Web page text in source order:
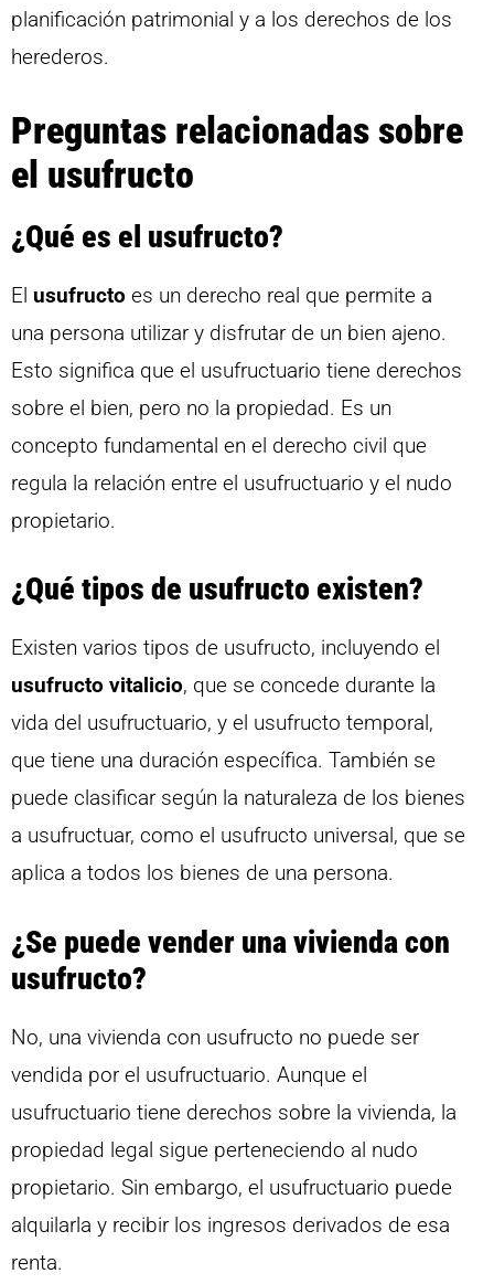
planificación patrimonial y a los derechos de los
herederos.
Preguntas relacionadas sobre
el usufructo
¿Qué es el usufructo?
El usufructo es un derecho real que permite a
una persona utilizar y disfrutar de un bien ajeno.
Esto significa que el usufructuario tiene derechos
sobre el bien, pero no la propiedad. Es un
concepto fundamental en el derecho civil que
regula la relación entre el usufructuario y el nudo
propietario.
¿Qué tipos de usufructo existen?
Existen varios tipos de usufructo, incluyendo el
usufructo vitalicio, que se concede durante la
vida del usufructuario, y el usufructo temporal,
que tiene una duración específica. También se
puede clasificar según la naturaleza de los bienes
a usufructuar, como el usufructo universal, que se
aplica a todos los bienes de una persona.
¿Se puede vender una vivienda con
usufructo?
No, una vivienda con usufructo no puede ser
vendida por el usufructuario. Aunque el
usufructuario tiene derechos sobre la vivienda, la
propiedad legal sigue perteneciendo al nudo
propietario. Sin embargo, el usufructuario puede
alquilarla y recibir los ingresos derivados de esa
renta.